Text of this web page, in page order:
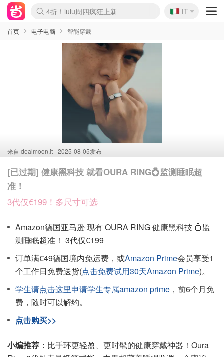
Boticinal 夏促开抢！
4折！lulu周四疯狂上新
速领！Stanley独家85折
Zalando 奥莱闪促！每日更新
🇮🇹
IT
首页 电子电脑 智能穿戴
来自 dealmoon.it 2025-08-05发布
[已过期] 健康黑科技 就看OURA RING💍监测睡眠超
准！
3代仅€199！多尺寸可选
Amazon德国亚马逊 现有 OURA RING 健康黑科技 💍监
测睡眠超准！ 3代仅€199
订单满€49德国境内免运费，或Amazon Prime会员享受1
个工作日免费送货(点击免费试用30天Amazon Prime)。
学生请点击这里申请学生专属amazon prime ，前6个月免
费，随时可以解约。
点击购买>>
小编推荐： 比手环更轻盈、更时髦的健康穿戴神器！Oura